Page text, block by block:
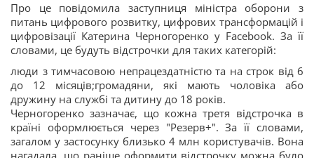
Про це повідомила заступниця міністра оборони з
питань цифрового розвитку, цифрових трансформацій і
цифровізації Катерина Черногоренко у Facebook. За її
словами, це будуть відстрочки для таких категорій:
люди з тимчасовою непрацездатністю та на строк від 6
до 12 місяців;громадяни, які мають чоловіка або
дружину на службі та дитину до 18 років.
Черногоренко зазначає, що кожна третя відстрочка в
країні оформлюється через "Резерв+". За її словами,
загалом у застосунку близько 4 млн користувачів. Вона
нагадала, що раніше оформити відстрочку можна було